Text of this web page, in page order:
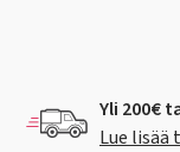
Yli 200€
Lue